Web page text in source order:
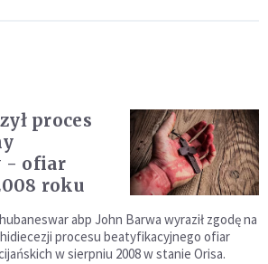
proces
- ofiar
roku
abp John Barwa wyraził zgodę na
procesu beatyfikacyjnego ofiar
w sierpniu 2008 w stanie Orisa.